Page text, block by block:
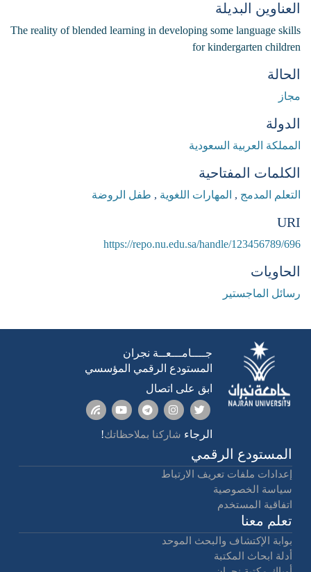
العناوين البديلة
The reality of blended learning in developing some language skills
for kindergarten children
الحالة
مجاز
الدولة
المملكة العربية السعودية
الكلمات المفتاحية
التعلم المدمج , المهارات اللغوية , طفل الروضة
URI
https://repo.nu.edu.sa/handle/123456789/696
الحاويات
رسائل الماجستير
جــــامـــعــة نجران
المستودع الرقمي المؤسسي
ابق على اتصال
الرجاء شاركنا بملاحظاتك!
المستودع الرقمي
إعدادات ملفات تعريف الارتباط
سياسة الخصوصية
اتفاقية المستخدم
تعلم معنا
بوابة الإكتشاف والبحث الموحد
أدلة ابحاث المكتبة